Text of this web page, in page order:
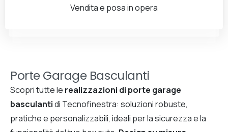
Vendita e posa in opera
Porte Garage Basculanti
Scopri tutte le realizzazioni di porte garage
basculantidi Tecnofinestra: soluzioni robuste,
pratiche e personalizzabili, ideali per la sicurezza e la